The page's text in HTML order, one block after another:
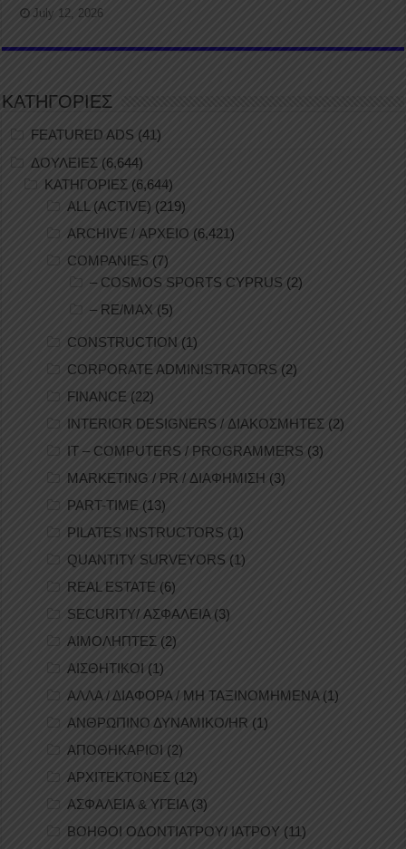
July 12, 2026
ΚΑΤΗΓΟΡΙΕΣ
FEATURED ADS (41)
ΔΟΥΛΕΙΕΣ (6,644)
ΚΑΤΗΓΟΡΙΕΣ (6,644)
ALL (ACTIVE) (219)
ARCHIVE / ΑΡΧΕΙΟ (6,421)
COMPANIES (7)
– COSMOS SPORTS CYPRUS (2)
– RE/MAX (5)
CONSTRUCTION (1)
CORPORATE ADMINISTRATORS (2)
FINANCE (22)
INTERIOR DESIGNERS / ΔΙΑΚΟΣΜΗΤΕΣ (2)
IT – COMPUTERS / PROGRAMMERS (3)
MARKETING / PR / ΔΙΑΦΗΜΙΣΗ (3)
PART-TIME (13)
PILATES INSTRUCTORS (1)
QUANTITY SURVEYORS (1)
REAL ESTATE (6)
SECURITY/ ΑΣΦΑΛΕΙΑ (3)
ΑΙΜΟΛΗΠΤΕΣ (2)
ΑΙΣΘΗΤΙΚΟΙ (1)
ΑΛΛΑ / ΔΙΑΦΟΡΑ / ΜΗ ΤΑΞΙΝΟΜΗΜΕΝΑ (1)
ΑΝΘΡΩΠΙΝΟ ΔΥΝΑΜΙΚΟ/HR (1)
ΑΠΟΘΗΚΑΡΙΟΙ (2)
ΑΡΧΙΤΕΚΤΟΝΕΣ (12)
ΑΣΦΑΛΕΙΑ & ΥΓΕΙΑ(3)
ΒΟΗΘΟΙ ΟΔΟΝΤΙΑΤΡΟΥ/ ΙΑΤΡΟΥ (11)